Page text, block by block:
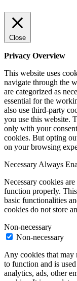
Close
Privacy Overview
This website uses
navigate through the
are categorized as
essential for the
also use third-party
you use this website.
only with your
cookies. But opting
on your browsing
Necessary Always
Necessary cookies
function properly.
basic functionalities
cookies do not store
Non-necessary
Non-necessary
Any cookies that may
to function and is
analytics, ads, other